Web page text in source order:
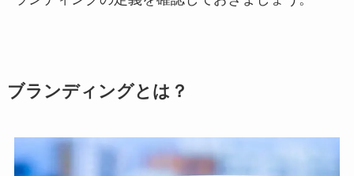
ブランディングとは？